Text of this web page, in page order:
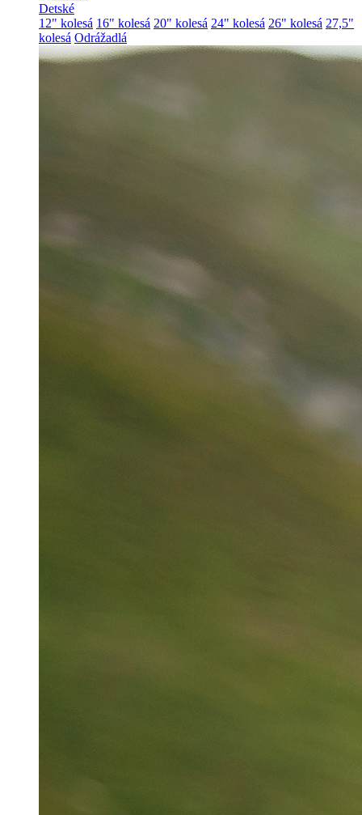
Detské
12" kolesá 16" kolesá 20" kolesá 24" kolesá 26" kolesá 27,5"
kolesá Odrážadlá